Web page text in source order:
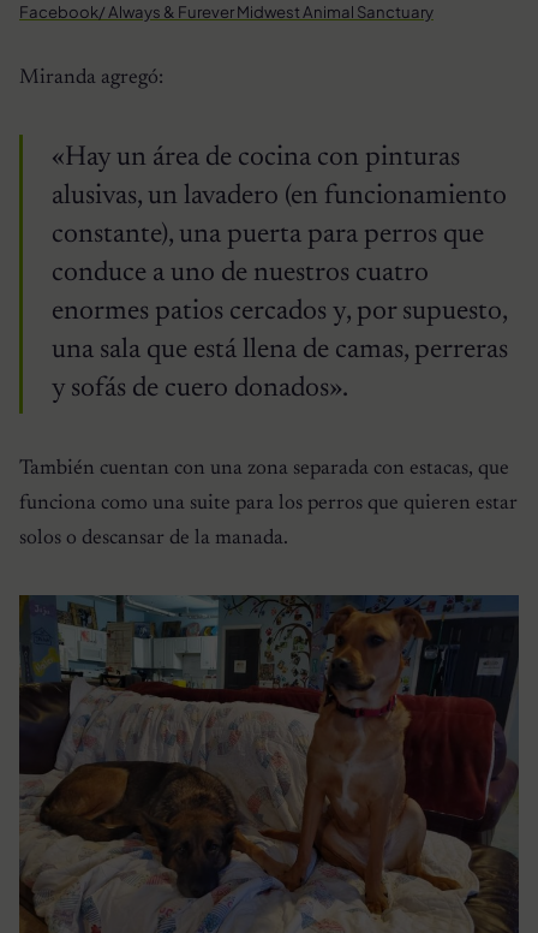
Facebook/ Always & Furever Midwest Animal Sanctuary
Miranda agregó:
«Hay un área de cocina con pinturas
alusivas, un lavadero (en funcionamiento
constante), una puerta para perros que
conduce a uno de nuestros cuatro
enormes patios cercados y, por supuesto,
una sala que está llena de camas, perreras
y sofás de cuero donados».
También cuentan con una zona separada con estacas, que
funciona como una suite para los perros que quieren estar
solos o descansar de la manada.